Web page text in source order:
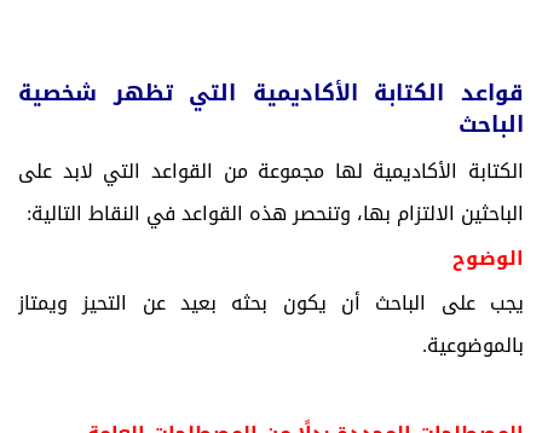
قواعد الكتابة الأكاديمية التي تظهر شخصية
الباحث
الكتابة الأكاديمية لها مجموعة من القواعد التي لابد على
الباحثين الالتزام بها، وتنحصر هذه القواعد في النقاط التالية:
الوضوح
يجب على الباحث أن يكون بحثه بعيد عن التحيز ويمتاز
بالموضوعية.